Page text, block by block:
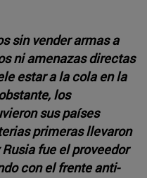
sin vender armas a
ni amenazas directas
estar a la cola en la
los
sus países
primeras llevaron
fue el proveedor
con el frente anti-